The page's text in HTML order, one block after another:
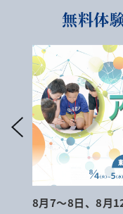
無料体
8月7～8日、8月